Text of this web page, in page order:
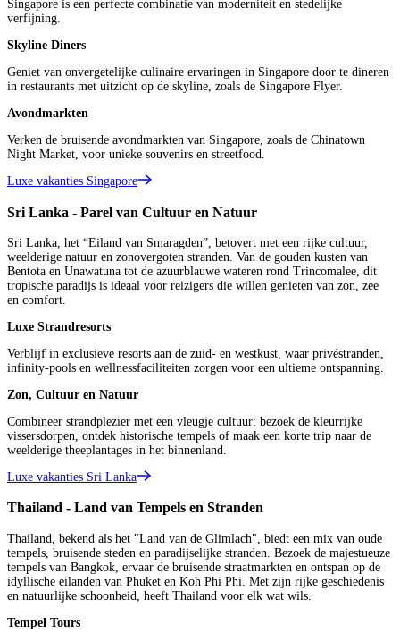
Singapore is een perfecte combinatie van moderniteit en stedelijke
verfijning.
Skyline Diners
Geniet van onvergetelijke culinaire ervaringen in Singapore door te dineren
in restaurants met uitzicht op de skyline, zoals de Singapore Flyer.
Avondmarkten
Verken de bruisende avondmarkten van Singapore, zoals de Chinatown
Night Market, voor unieke souvenirs en streetfood.
Luxe vakanties Singapore
Sri Lanka - Parel van Cultuur en Natuur
Sri Lanka, het “Eiland van Smaragden”, betovert met een rijke cultuur,
weelderige natuur en zonovergoten stranden. Van de gouden kusten van
Bentota en Unawatuna tot de azuurblauwe wateren rond Trincomalee, dit
tropische paradijs is ideaal voor reizigers die willen genieten van zon, zee
en comfort.
Luxe Strandresorts
Verblijf in exclusieve resorts aan de zuid- en westkust, waar privéstranden,
infinity-pools en wellnessfaciliteiten zorgen voor een ultieme ontspanning.
Zon, Cultuur en Natuur
Combineer strandplezier met een vleugje cultuur: bezoek de kleurrijke
vissersdorpen, ontdek historische tempels of maak een korte trip naar de
weelderige theeplantages in het binnenland.
Luxe vakanties Sri Lanka
Thailand - Land van Tempels en Stranden
Thailand, bekend als het "Land van de Glimlach", biedt een mix van oude
tempels, bruisende steden en paradijselijke stranden. Bezoek de majestueuze
tempels van Bangkok, ervaar de bruisende straatmarkten en ontspan op de
idyllische eilanden van Phuket en Koh Phi Phi. Met zijn rijke geschiedenis
en natuurlijke schoonheid, heeft Thailand voor elk wat wils.
Tempel Tours